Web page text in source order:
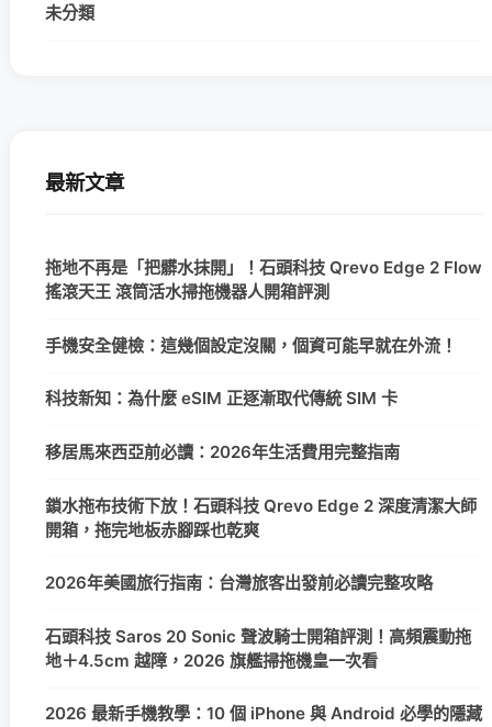
未分類
最新文章
拖地不再是「把髒水抹開」！石頭科技 Qrevo Edge 2 Flow
搖滾天王 滾筒活水掃拖機器人開箱評測
手機安全健檢：這幾個設定沒關，個資可能早就在外流！
科技新知：為什麼 eSIM 正逐漸取代傳統 SIM 卡
移居馬來西亞前必讀：2026年生活費用完整指南
鎖水拖布技術下放！石頭科技 Qrevo Edge 2 深度清潔大師
開箱，拖完地板赤腳踩也乾爽
2026年美國旅行指南：台灣旅客出發前必讀完整攻略
石頭科技 Saros 20 Sonic 聲波騎士開箱評測！高頻震動拖
地＋4.5cm 越障，2026 旗艦掃拖機皇一次看
2026 最新手機教學：10 個 iPhone 與 Android 必學的隱藏